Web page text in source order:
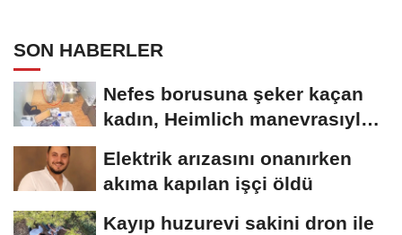
SON HABERLER
Nefes borusuna şeker kaçan
kadın, Heimlich manevrasıyla
Elektrik arızasını onanırken
akıma kapılan işçi öldü
Kayıp huzurevi sakini dron ile